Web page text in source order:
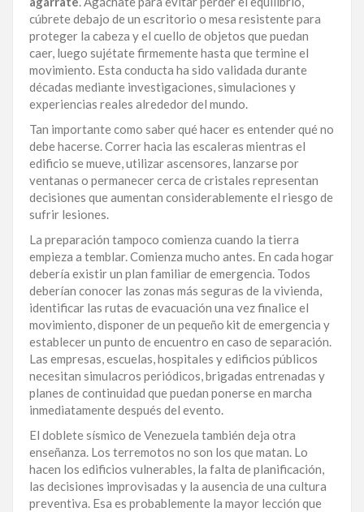
cúbrete debajo de un escritorio o mesa resistente para
proteger la cabeza y el cuello de objetos que puedan
caer, luego sujétate firmemente hasta que termine el
movimiento. Esta conducta ha sido validada durante
décadas mediante investigaciones, simulaciones y
experiencias reales alrededor del mundo.
Tan importante como saber qué hacer es entender qué no
debe hacerse. Correr hacia las escaleras mientras el
edificio se mueve, utilizar ascensores, lanzarse por
ventanas o permanecer cerca de cristales representan
decisiones que aumentan considerablemente el riesgo de
sufrir lesiones.
La preparación tampoco comienza cuando la tierra
empieza a temblar. Comienza mucho antes. En cada hogar
debería existir un plan familiar de emergencia. Todos
deberían conocer las zonas más seguras de la vivienda,
identificar las rutas de evacuación una vez finalice el
movimiento, disponer de un pequeño kit de emergencia y
establecer un punto de encuentro en caso de separación.
Las empresas, escuelas, hospitales y edificios públicos
necesitan simulacros periódicos, brigadas entrenadas y
planes de continuidad que puedan ponerse en marcha
inmediatamente después del evento.
El doblete sísmico de Venezuela también deja otra
enseñanza. Los terremotos no son los que matan. Lo
hacen los edificios vulnerables, la falta de planificación,
las decisiones improvisadas y la ausencia de una cultura
preventiva. Esa es probablemente la mayor lección que